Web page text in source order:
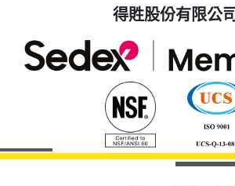
得貹股份有限公司